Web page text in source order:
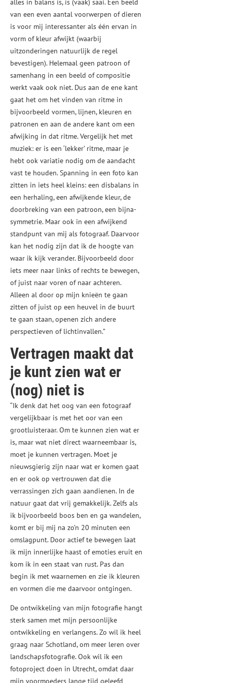
alles in balans is, is (vaak) saai. Een beeld
van een even aantal voorwerpen of dieren
is voor mij interessanter als één ervan in
vorm of kleur afwijkt (waarbij
uitzonderingen natuurlijk de regel
bevestigen). Helemaal geen patroon of
samenhang in een beeld of compositie
werkt vaak ook niet. Dus aan de ene kant
gaat het om het vinden van ritme in
bijvoorbeeld vormen, lijnen, kleuren en
patronen en aan de andere kant om een
afwijking in dat ritme. Vergelijk het met
muziek: er is een ‘lekker’ ritme, maar je
hebt ook variatie nodig om de aandacht
vast te houden. Spanning in een foto kan
zitten in iets heel kleins: een disbalans in
een herhaling, een afwijkende kleur, de
doorbreking van een patroon, een bijna-
symmetrie. Maar ook in een afwijkend
standpunt van mij als fotograaf. Daarvoor
kan het nodig zijn dat ik de hoogte van
waar ik kijk verander. Bijvoorbeeld door
iets meer naar links of rechts te bewegen,
of juist naar voren of naar achteren.
Alleen al door op mijn knieën te gaan
zitten of juist op een heuvel in de buurt
te gaan staan, openen zich andere
perspectieven of lichtinvallen.”
Vertragen maakt dat
je kunt zien wat er
(nog) niet is
“Ik denk dat het oog van een fotograaf
vergelijkbaar is met het oor van een
grootluisteraar. Om te kunnen zien wat er
is, maar wat niet direct waarneembaar is,
moet je kunnen vertragen. Moet je
nieuwsgierig zijn naar wat er komen gaat
en er ook op vertrouwen dat die
verrassingen zich gaan aandienen. In de
natuur gaat dat vrij gemakkelijk. Zelfs als
ik bijvoorbeeld boos ben en ga wandelen,
komt er bij mij na zo’n 20 minuten een
omslagpunt. Door actief te bewegen laat
ik mijn innerlijke haast of emoties eruit en
kom ik in een staat van rust. Pas dan
begin ik met waarnemen en zie ik kleuren
en vormen die me daarvoor ontgingen.
De ontwikkeling van mijn fotografie hangt
sterk samen met mijn persoonlijke
ontwikkeling en verlangens. Zo wil ik heel
graag naar Schotland, om meer leren over
landschapsfotografie. Ook wil ik een
fotoproject doen in Utrecht, omdat daar
mijn voormoeders lange tijd geleefd